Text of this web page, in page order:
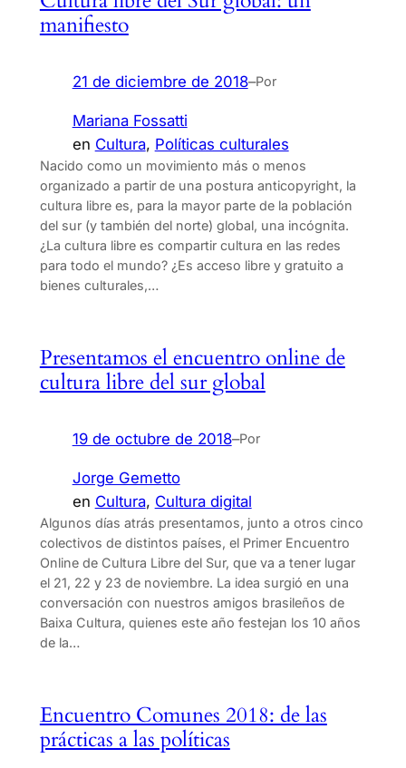
manifiesto
21 de diciembre de 2018–Por
Mariana Fossatti
en Cultura, Políticas culturales
Nacido como un movimiento más o menos
organizado a partir de una postura anticopyright, la
cultura libre es, para la mayor parte de la población
del sur (y también del norte) global, una incógnita.
¿La cultura libre es compartir cultura en las redes
para todo el mundo? ¿Es acceso libre y gratuito a
bienes culturales,…
Presentamos el encuentro online de
cultura libre del sur global
19 de octubre de 2018–Por
Jorge Gemetto
en Cultura, Cultura digital
Algunos días atrás presentamos, junto a otros cinco
colectivos de distintos países, el Primer Encuentro
Online de Cultura Libre del Sur, que va a tener lugar
el 21, 22 y 23 de noviembre. La idea surgió en una
conversación con nuestros amigos brasileños de
Baixa Cultura, quienes este año festejan los 10 años
de la…
Encuentro Comunes 2018: de las
prácticas a las políticas